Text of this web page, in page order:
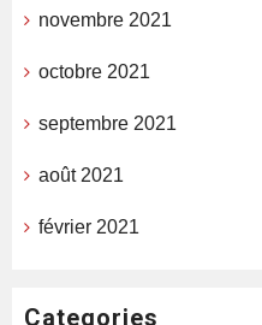
novembre 2021
octobre 2021
septembre 2021
août 2021
février 2021
Categories